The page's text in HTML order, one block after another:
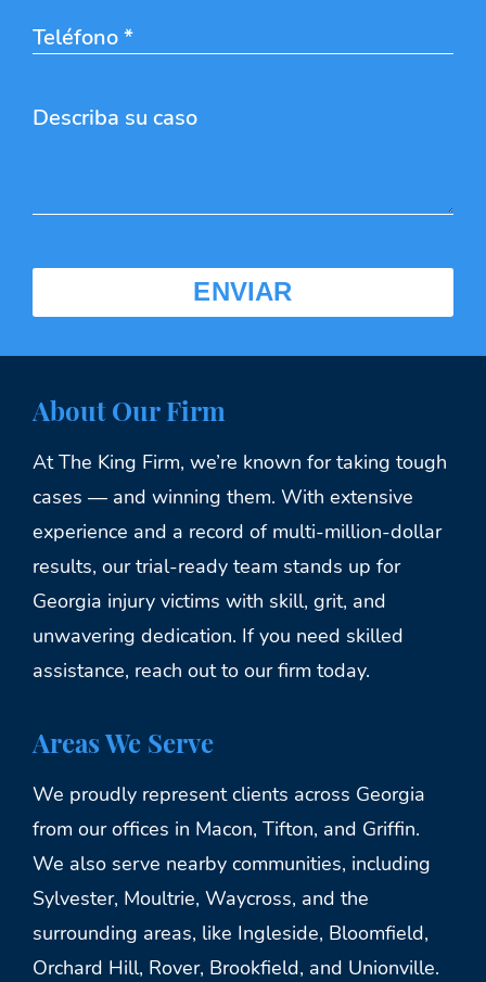
About Our Firm
At The King Firm, we’re known for taking tough
cases — and winning them. With extensive
experience and a record of multi-million-dollar
results, our trial-ready team stands up for
Georgia injury victims with skill, grit, and
unwavering dedication. If you need skilled
assistance, reach out to our firm today.
Areas We Serve
We proudly represent clients across Georgia
from our offices in Macon, Tifton, and Griffin.
We also serve nearby communities, including
Sylvester, Moultrie, Waycross, and the
surrounding areas, like Ingleside, Bloomfield,
Orchard Hill, Rover, Brookfield, and Unionville.